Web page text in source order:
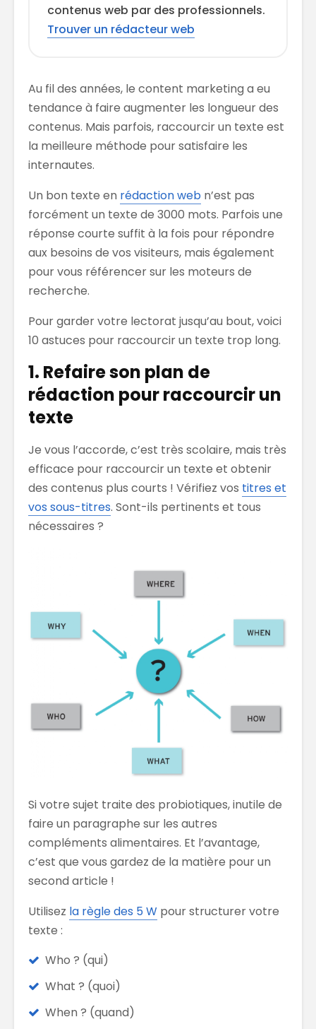
contenus web par des professionnels.
Trouver un rédacteur web
Au fil des années, le content marketing a eu
tendance à faire augmenter les longueur des
contenus. Mais parfois, raccourcir un texte est
la meilleure méthode pour satisfaire les
internautes.
Un bon texte en rédaction web n’est pas
forcément un texte de 3000 mots. Parfois une
réponse courte suffit à la fois pour répondre
aux besoins de vos visiteurs, mais également
pour vous référencer sur les moteurs de
recherche.
Pour garder votre lectorat jusqu’au bout, voici
10 astuces pour raccourcir un texte trop long.
1. Refaire son plan de
rédaction pour raccourcir un
texte
Je vous l’accorde, c’est très scolaire, mais très
efficace pour raccourcir un texte et obtenir
des contenus plus courts ! Vérifiez vos titres et
vos sous-titres. Sont-ils pertinents et tous
nécessaires ?
Si votre sujet traite des probiotiques, inutile de
faire un paragraphe sur les autres
compléments alimentaires. Et l’avantage,
c’est que vous gardez de la matière pour un
second article !
Utilisez la règle des 5 W pour structurer votre
texte :
Who ? (qui)
What ? (quoi)
When ? (quand)